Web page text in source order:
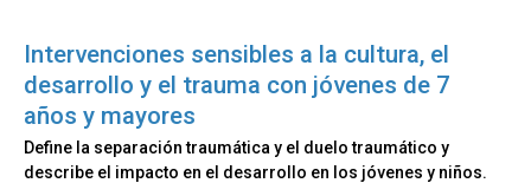
Intervenciones sensibles a la cultura, el
desarrollo y el trauma con jóvenes de 7
años y mayores​​
Define la separación traumática y el duelo traumático y
describe el impacto en el desarrollo en los jóvenes y niños.